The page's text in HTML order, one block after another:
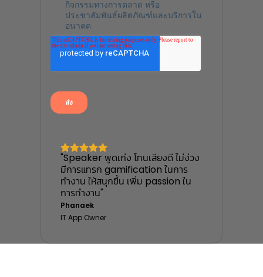
"Speaker พูดเก่ง โทนเสียงดี ไม่ง่วง
มีการแทรก gamification ในการ
ทำงาน ให้สนุกขึ้น เพิ่ม passion ใน
การทำงาน"
Phanaek
IT App Owner